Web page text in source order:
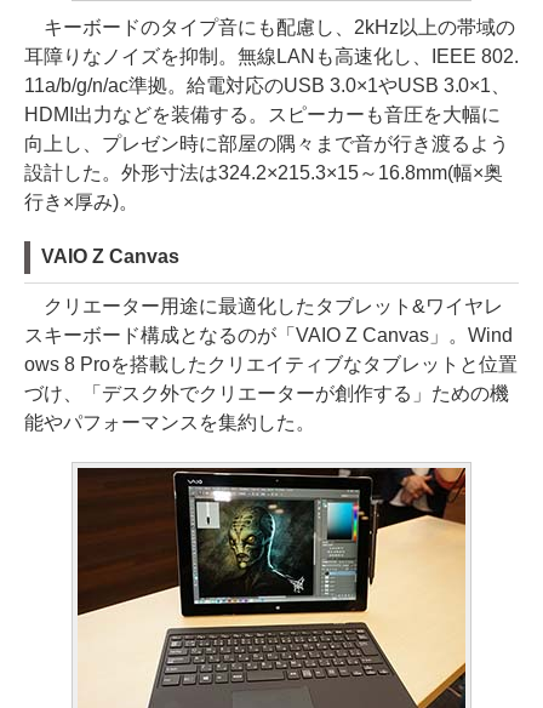
キーボードのタイプ音にも配慮し、2kHz以上の帯域の
耳障りなノイズを抑制。無線LANも高速化し、IEEE 802.
11a/b/g/n/ac準拠。給電対応のUSB 3.0×1やUSB 3.0×1、
HDMI出力などを装備する。スピーカーも音圧を大幅に
向上し、プレゼン時に部屋の隅々まで音が行き渡るよう
設計した。外形寸法は324.2×215.3×15～16.8mm(幅×奥
行き×厚み)。
VAIO Z Canvas
クリエーター用途に最適化したタブレット&ワイヤレ
スキーボード構成となるのが「VAIO Z Canvas」。Wind
ows 8 Proを搭載したクリエイティブなタブレットと位置
づけ、「デスク外でクリエーターが創作する」ための機
能やパフォーマンスを集約した。